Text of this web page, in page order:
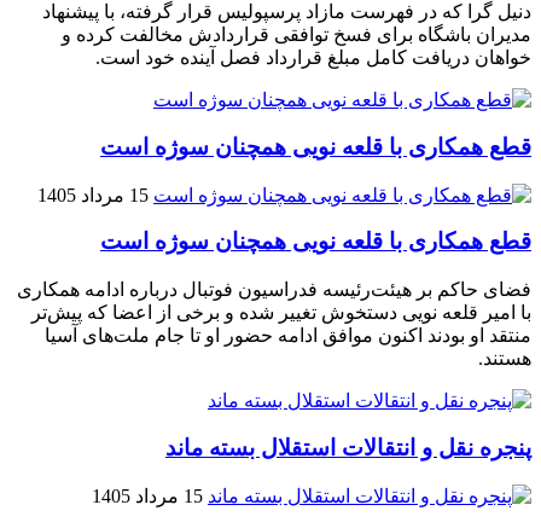
دنیل گرا که در فهرست مازاد پرسپولیس قرار گرفته، با پیشنهاد
مدیران باشگاه برای فسخ توافقی قراردادش مخالفت کرده و
خواهان دریافت کامل مبلغ قرارداد فصل آینده خود است.
قطع همکاری با قلعه نویی همچنان سوژه است
15 مرداد 1405
قطع همکاری با قلعه نویی همچنان سوژه است
فضای حاکم بر هیئت‌رئیسه فدراسیون فوتبال درباره ادامه همکاری
با امیر قلعه‌ نویی دستخوش تغییر شده و برخی از اعضا که پیش‌تر
منتقد او بودند اکنون موافق ادامه حضور او تا جام ملت‌های آسیا
هستند.
پنجره‌ نقل و انتقالات استقلال بسته ماند
15 مرداد 1405